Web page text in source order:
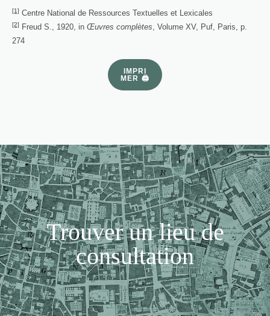
[1] Centre National de Ressources Textuelles et Lexicales
[2] Freud S., 1920, in Œuvres complètes , Volume XV, Puf, Paris, p.
274
IMPRI
MER 🖨
Trouver un lieu de
consultation